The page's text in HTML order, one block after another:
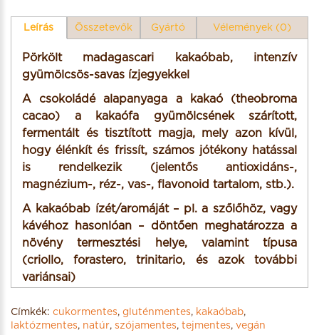
Leírás Összetevők Gyártó Vélemények (0)
Pörkölt madagascari kakaóbab, intenzív
gyümölcsös-savas ízjegyekkel
A csokoládé alapanyaga a kakaó (theobroma
cacao) a kakaófa gyümölcsének szárított,
fermentált és tisztított magja, mely azon kívül,
hogy élénkít és frissít, számos jótékony hatással
is rendelkezik (jelentős antioxidáns-,
magnézium-, réz-, vas-, flavonoid tartalom, stb.).
A kakaóbab ízét/aromáját – pl. a szőlőhöz, vagy
kávéhoz hasonlóan – döntően meghatározza a
növény termesztési helye, valamint típusa
(criollo, forastero, trinitario, és azok további
variánsai)
Jelleg: natúr
Címkék: cukormentes, gluténmentes, kakaóbab,
laktózmentes, natúr, szójamentes, tejmentes, vegán